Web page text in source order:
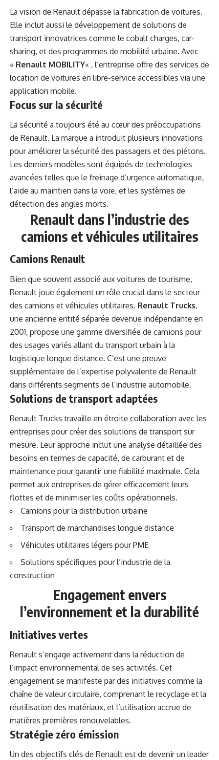
La vision de Renault dépasse la fabrication de voitures.
Elle inclut aussi le développement de solutions de
transport innovatrices comme le cobalt charges, car-
sharing, et des programmes de mobilité urbaine. Avec
« Renault MOBILITY« , l’entreprise offre des services de
location de voitures en libre-service accessibles via une
application mobile.
Focus sur la sécurité
La sécurité a toujours été au cœur des préoccupations
de Renault. La marque a introduit plusieurs innovations
pour améliorer la sécurité des passagers et des piétons.
Les derniers modèles sont équipés de technologies
avancées telles que le freinage d’urgence automatique,
l’aide au maintien dans la voie, et les systèmes de
détection des angles morts.
Renault dans l’industrie des
camions et véhicules utilitaires
Camions Renault
Bien que souvent associé aux voitures de tourisme,
Renault joue également un rôle crucial dans le secteur
des camions et véhicules utilitaires. Renault Trucks,
une ancienne entité séparée devenue indépendante en
2001, propose une gamme diversifiée de camions pour
des usages variés allant du transport urbain à la
logistique longue distance. C’est une preuve
supplémentaire de l’expertise polyvalente de Renault
dans différents segments de l’industrie automobile.
Solutions de transport adaptées
Renault Trucks travaille en étroite collaboration avec les
entreprises pour créer des solutions de transport sur
mesure. Leur approche inclut une analyse détaillée des
besoins en termes de capacité, de carburant et de
maintenance pour garantir une fiabilité maximale. Cela
permet aux entreprises de gérer efficacement leurs
flottes et de minimiser les coûts opérationnels.
Camions pour la distribution urbaine
Transport de marchandises longue distance
Véhicules utilitaires légers pour PME
Solutions spécifiques pour l’industrie de la
construction
Engagement envers
l’environnement et la durabilité
Initiatives vertes
Renault s’engage activement dans la réduction de
l’impact environnemental de ses activités. Cet
engagement se manifeste par des initiatives comme la
chaîne de valeur circulaire, comprenant le recyclage et la
réutilisation des matériaux, et l’utilisation accrue de
matières premières renouvelables.
Stratégie zéro émission
Un des objectifs clés de Renault est de devenir un leader